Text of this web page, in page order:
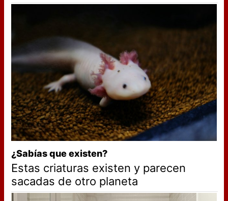
¿Sabías que existen?
Estas criaturas existen y parecen
sacadas de otro planeta